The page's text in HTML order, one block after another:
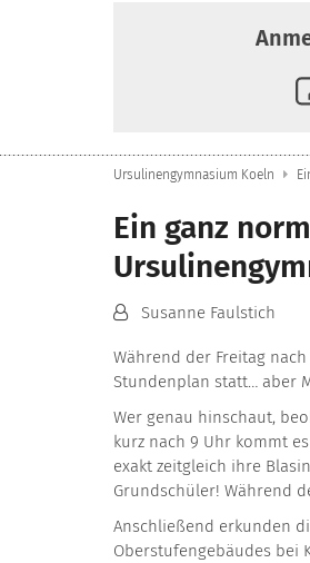
Ursulinengymnasium Koeln
Ein ganz
Von:Susanne Faulstich
Während der Freitag
Stundenplan statt… aber
Wer genau hinschaut,
kurz nach 9 Uhr kommt
exakt zeitgleich ihre
Grundschüler! Während
Anschließend erkunden
Oberstufengebäudes bei